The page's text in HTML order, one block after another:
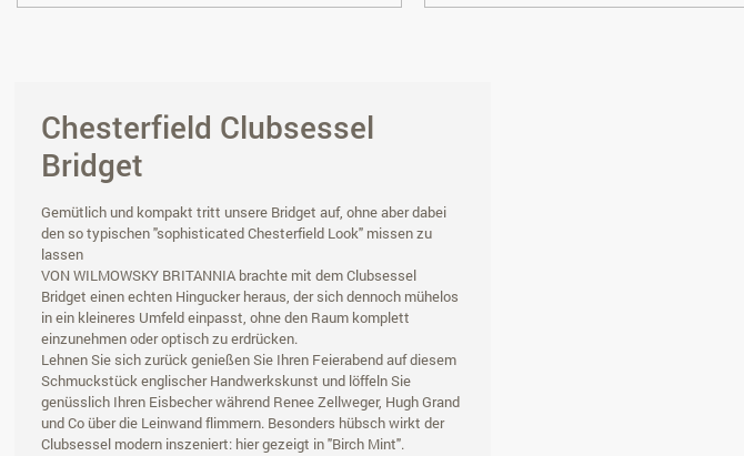
Chesterfield Clubsessel
Bridget
Gemütlich und kompakt tritt unsere Bridget auf, ohne aber dabei
den so typischen "sophisticated Chesterfield Look" missen zu
lassen
VON WILMOWSKY BRITANNIA brachte mit dem Clubsessel
Bridget einen echten Hingucker heraus, der sich dennoch mühelos
in ein kleineres Umfeld einpasst, ohne den Raum komplett
einzunehmen oder optisch zu erdrücken.
Lehnen Sie sich zurück genießen Sie Ihren Feierabend auf diesem
Schmuckstück englischer Handwerkskunst und löffeln Sie
genüsslich Ihren Eisbecher während Renee Zellweger, Hugh Grand
und Co über die Leinwand flimmern. Besonders hübsch wirkt der
Clubsessel modern inszeniert: hier gezeigt in "Birch Mint".